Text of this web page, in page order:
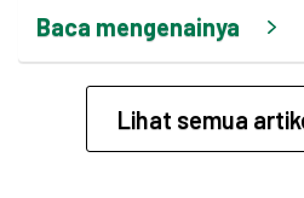
Baca mengenainya
Lihat semua